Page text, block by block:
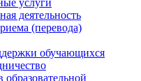
услуги
деятельность
(перевода)
обучающихся